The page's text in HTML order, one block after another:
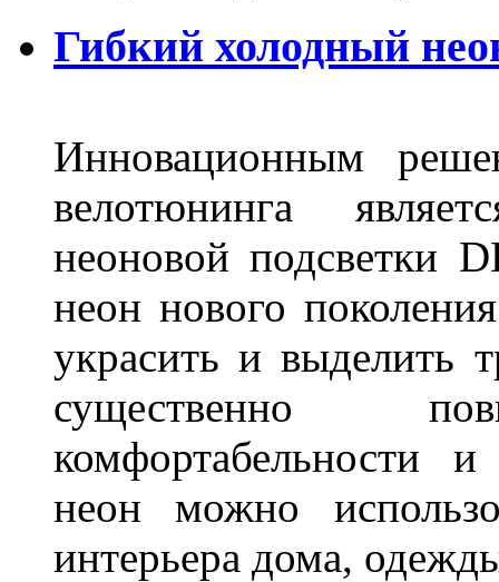
Гибкий холодный
Инновационным
велотюнинга
неоновой подсветки
неон нового
украсить и выделить
существенно
комфортабельности
неон можно
интерьера дома,